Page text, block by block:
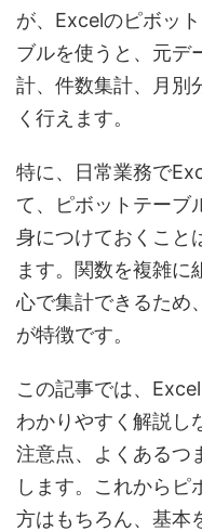
が、Excelのピボッ
ブルを使うと、元デ
計、件数集計、月別
く行えます。
特に、日常業務で
て、ピボットテーブ
身につけておくこと
ます。関数を複雑に
心で集計できるため
が特徴です。
この記事では、
わかりやすく解説し
注意点、よくあるつ
します。これからピ
方はもちろん、基本